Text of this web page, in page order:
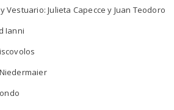
Vestuario: Julieta Capecce y Juan Teodoro
Ianni